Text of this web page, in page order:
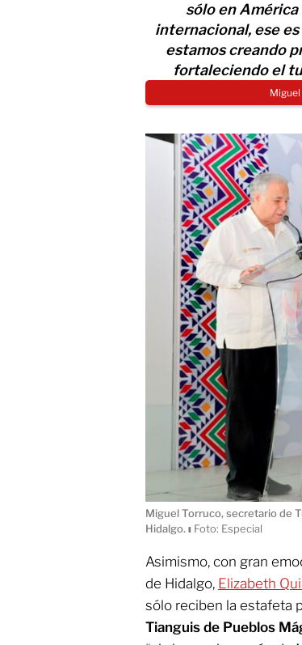
sólo en
internacional, ese
estamos creando
fortaleciendo el
Miguel Torruco, secretario de
Hidalgo. ı Foto: Especial
Asimismo, con gran
de Hidalgo, Elizabeth
sólo reciben la estafeta
Tianguis de Pueblos